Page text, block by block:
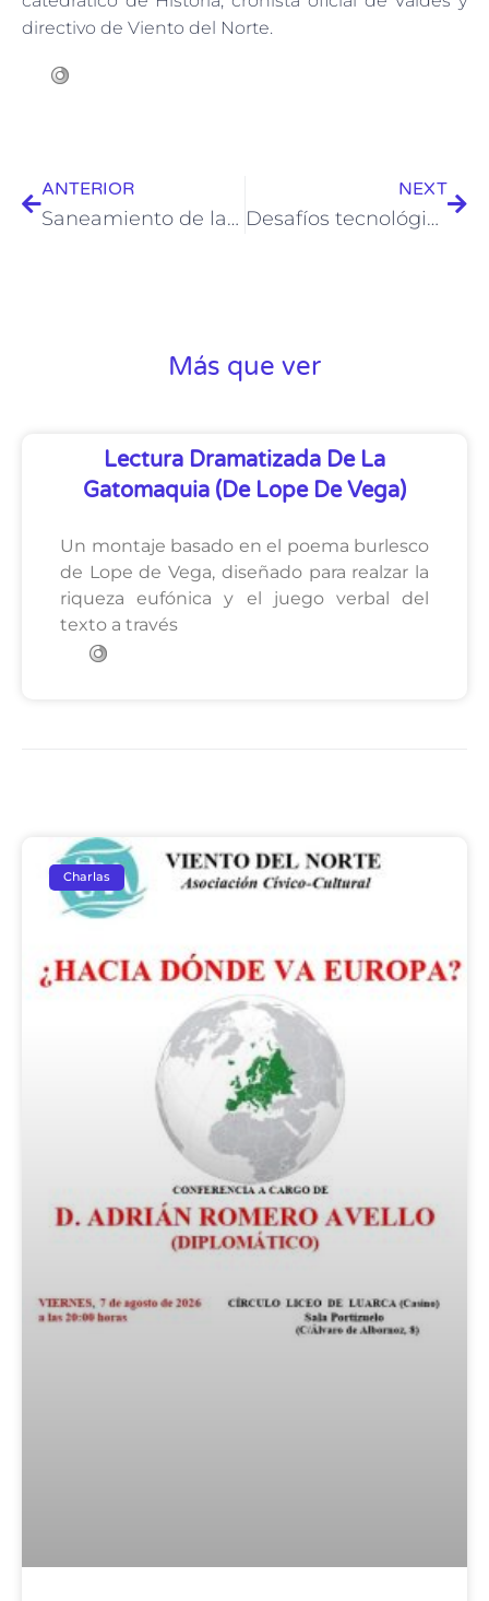
directivo de Viento del Norte.
ANTERIOR
Saneamiento de las entidades financieras. El banco malo y su relación con el sector inmobiliario.
NEXT
Desafíos tecnológicos y sus aplicaciones en la vida cotidiana
Más que ver
Lectura Dramatizada De La
Gatomaquia (de Lope De Vega)
Un montaje basado en el poema burlesco
de Lope de Vega, diseñado para realzar la
riqueza eufónica y el juego verbal del
texto a través
Charlas